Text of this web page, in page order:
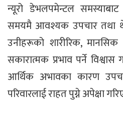
न्यूरो डेभलपमेन्टल समस्याबाट
समयमै आवश्यक उपचार तथा
उनीहरूको शारीरिक,
सकारात्मक प्रभाव पर्ने
आर्थिक अभावका कारण
परिवारलाई राहत पुग्ने अपेक्षा